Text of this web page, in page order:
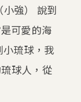
強） 說到
可愛的海
小琉球，我
球人，從